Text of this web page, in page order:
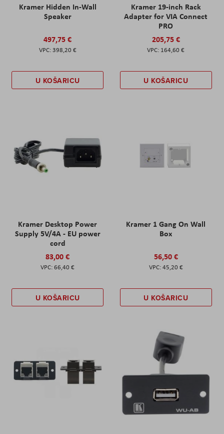
Kramer Hidden In-Wall
Speaker
497,75 €
398,20 €
U KOŠARICU
Kramer 19-inch Rack
Adapter for VIA Connect
PRO
205,75 €
164,60 €
U KOŠARICU
Kramer Desktop Power
Supply 5V/4A - EU power
cord
83,00 €
66,40 €
U KOŠARICU
Kramer 1 Gang On Wall
Box
56,50 €
45,20 €
U KOŠARICU